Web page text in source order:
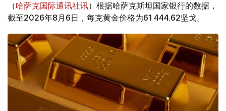
（哈萨克国际通讯社讯）根据哈萨克斯坦国家银行的数据，
截至2026年8月6日，每克黄金价格为61 444.62坚戈。